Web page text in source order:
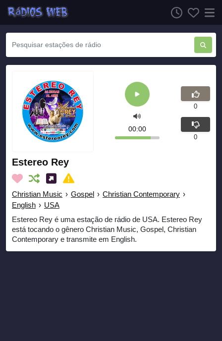
Estereo Rey
Christian Music › Gospel › Christian Contemporary ›
English › USA
Estereo Rey é uma estação de rádio de USA. Estereo Rey
está tocando o gênero Christian Music, Gospel, Christian
Contemporary e transmite em English.
00:00
0
0